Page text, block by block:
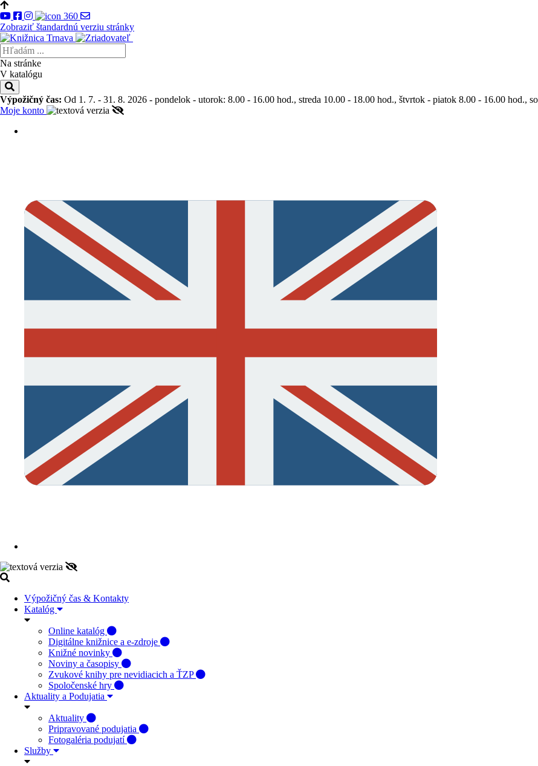
Zobraziť štandardnú verziu stránky
Na stránke
V katalógu
Výpožičný čas: Od 1. 7. - 31. 8. 2026 - pondelok - utorok: 8.00 - 16.00 hod., streda 10.00 - 18.00 hod., štvrtok - piatok 8.00 - 16.00 hod.,
Moje konto
Výpožičný čas & Kontakty
Katalóg
Online katalóg
Digitálne knižnice a e-zdroje
Knižné novinky
Noviny a časopisy
Zvukové knihy pre nevidiacich a ŤZP
Spoločenské hry
Aktuality a Podujatia
Aktuality
Pripravované podujatia
Fotogaléria podujatí
Služby